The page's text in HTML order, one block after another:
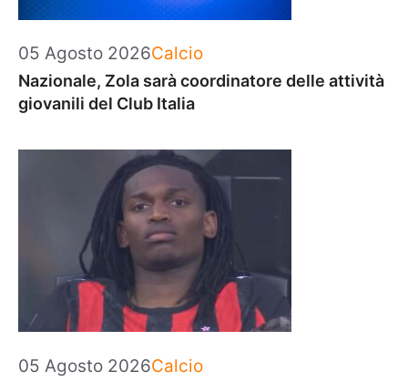
05 Agosto 2026Categorie
Calcio
Nazionale, Zola sarà coordinatore delle attività
giovanili del Club Italia
05 Agosto 2026Categorie
Calcio